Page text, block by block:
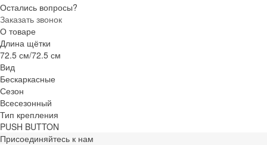
Остались вопросы?
Заказать звонок
О товаре
Длина щётки
72.5 см/72.5 см
Вид
Бескаркасные
Сезон
Всесезонный
Тип крепления
PUSH BUTTON
Присоединяйтесь к нам